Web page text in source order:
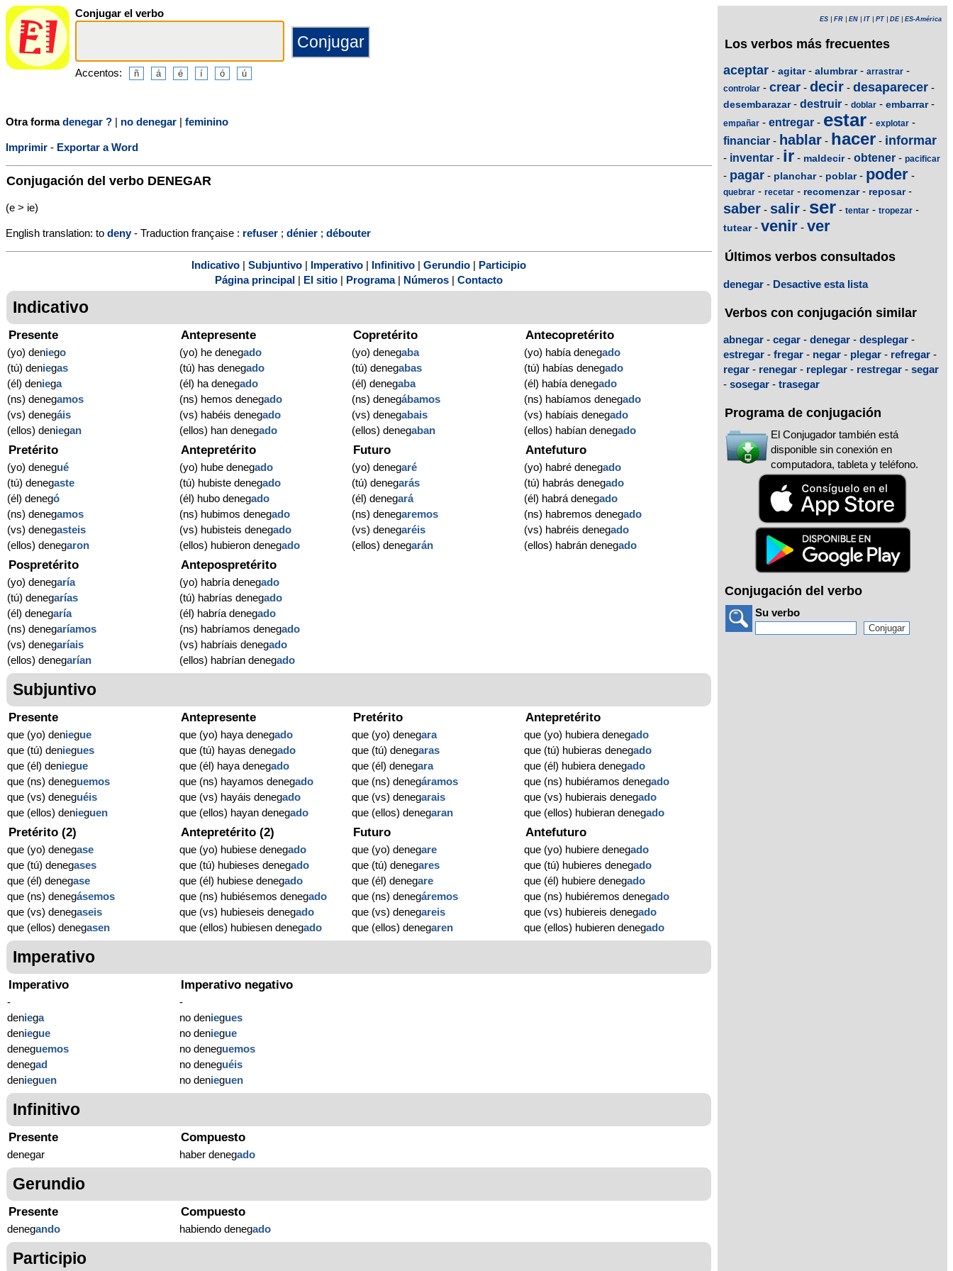
Conjugar el verbo
Accentos:
Otra formadenegar ? | no denegar | feminino
Imprimir - Exportar a Word
Conjugación del verbo DENEGAR
(e > ie)
English translation: to deny- Traduction française : refuser ; dénier ; débouter
Indicativo | Subjuntivo | Imperativo | Infinitivo | Gerundio | Participio
Página principal | El sitio | Programa| Números | Contacto
Indicativo
Presente
(yo) deniego
(tú) deniegas
(él) deniega
(ns) denegamos
(vs) denegáis
(ellos) deniegan
Antepresente
(yo) he denegado
(tú) has denegado
(él) ha denegado
(ns) hemos denegado
(vs) habéis denegado
(ellos) han denegado
Copretérito
(yo) denegaba
(tú) denegabas
(él) denegaba
(ns) denegábamos
(vs) denegabais
(ellos) denegaban
Antecopretérito
(yo) había denegado
(tú) habías denegado
(él) había denegado
(ns) habíamos denegado
(vs) habíais denegado
(ellos) habían denegado
Pretérito
(yo) denegué
(tú) denegaste
(él) denegó
(ns) denegamos
(vs) denegasteis
(ellos) denegaron
Antepretérito
(yo) hube denegado
(tú) hubiste denegado
(él) hubo denegado
(ns) hubimos denegado
(vs) hubisteis denegado
(ellos) hubieron denegado
Futuro
(yo) denegaré
(tú) denegarás
(él) denegará
(ns) denegaremos
(vs) denegaréis
(ellos) denegarán
Antefuturo
(yo) habré denegado
(tú) habrás denegado
(él) habrá denegado
(ns) habremos denegado
(vs) habréis denegado
(ellos) habrán denegado
Pospretérito
(yo) denegaría
(tú) denegarías
(él) denegaría
(ns) denegaríamos
(vs) denegaríais
(ellos) denegarían
Antepospretérito
(yo) habría denegado
(tú) habrías denegado
(él) habría denegado
(ns) habríamos denegado
(vs) habríais denegado
(ellos) habrían denegado
Subjuntivo
Presente
que (yo) deniegue
que (tú) deniegues
que (él) deniegue
que (ns) deneguemos
que (vs) deneguéis
que (ellos) denieguen
Antepresente
que (yo) haya denegado
que (tú) hayas denegado
que (él) haya denegado
que (ns) hayamos denegado
que (vs) hayáis denegado
que (ellos) hayan denegado
Pretérito
que (yo) denegara
que (tú) denegaras
que (él) denegara
que (ns) denegáramos
que (vs) denegarais
que (ellos) denegaran
Antepretérito
que (yo) hubiera denegado
que (tú) hubieras denegado
que (él) hubiera denegado
que (ns) hubiéramos denegado
que (vs) hubierais denegado
que (ellos) hubieran denegado
Pretérito (2)
que (yo) denegase
que (tú) denegases
que (él) denegase
que (ns) denegásemos
que (vs) denegaseis
que (ellos) denegasen
Antepretérito (2)
que (yo) hubiese denegado
que (tú) hubieses denegado
que (él) hubiese denegado
que (ns) hubiésemos denegado
que (vs) hubieseis denegado
que (ellos) hubiesen denegado
Futuro
que (yo) denegare
que (tú) denegares
que (él) denegare
que (ns) denegáremos
que (vs) denegareis
que (ellos) denegaren
Antefuturo
que (yo) hubiere denegado
que (tú) hubieres denegado
que (él) hubiere denegado
que (ns) hubiéremos denegado
que (vs) hubiereis denegado
que (ellos) hubieren denegado
Imperativo
Imperativo
-
deniega
deniegue
deneguemos
denegad
denieguen
Imperativo negativo
-
no deniegues
no deniegue
no deneguemos
no deneguéis
no denieguen
Infinitivo
Presente
denegar
Compuesto
haber denegado
Gerundio
Presente
denegando
Compuesto
habiendo denegado
Participio
ES FR EN IT PT DE| ES-América
Los verbos más frecuentes
aceptar - agitar- alumbrar- arrastrar -
controlar - crear - decir - desaparecer -
desembarazar- destruir - doblar - embarrar-
empañar - entregar - estar - explotar -
financiar - hablar - hacer - informar
- inventar - ir - maldecir- obtener - pacificar
- pagar - planchar- poblar- poder -
quebrar - recetar - recomenzar- reposar-
saber - salir - ser - tentar - tropezar -
tutear- venir - ver
Últimos verbos consultados
denegar - Desactive esta lista
Verbos con conjugación similar
abnegar - cegar - denegar - desplegar -
estregar - fregar - negar - plegar - refregar -
regar - renegar - replegar - restregar - segar
- sosegar - trasegar
Programa de conjugación
El Conjugador también está
disponible sin conexión en
computadora, tableta y teléfono.
Conjugación del verbo
Su verbo